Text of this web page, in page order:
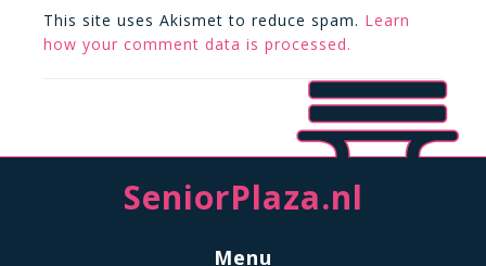
This site uses Akismet to reduce spam. Learn
how your comment data is processed.
SeniorPlaza.nl
Menu